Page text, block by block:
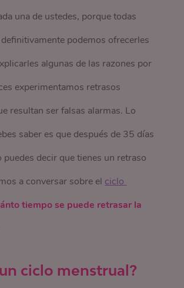
una de ustedes, porque todas
podemos ofrecerles
algunas de las razones por
experimentamos retrasos
resultan ser falsas alarmas. Lo
saber es que después de 35 días
decir que tienes un retraso
a conversar sobre el ciclo
tiempo se puede retrasar la
ciclo menstrual?